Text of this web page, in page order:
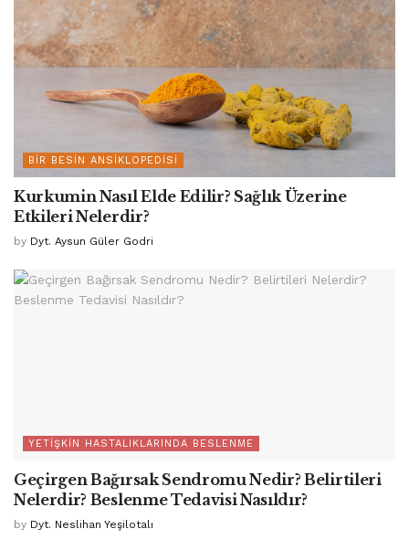
BIR BESIN ANSIKLOPEDISI
Kurkumin Nasıl Elde Edilir? Sağlık Üzerine
Etkileri Nelerdir?
by Dyt. Aysun Güler Godri
YETIŞKIN HASTALIKLARINDA BESLENME
Geçirgen Bağırsak Sendromu Nedir? Belirtileri
Nelerdir? Beslenme Tedavisi Nasıldır?
by Dyt. Neslihan Yeşilotalı